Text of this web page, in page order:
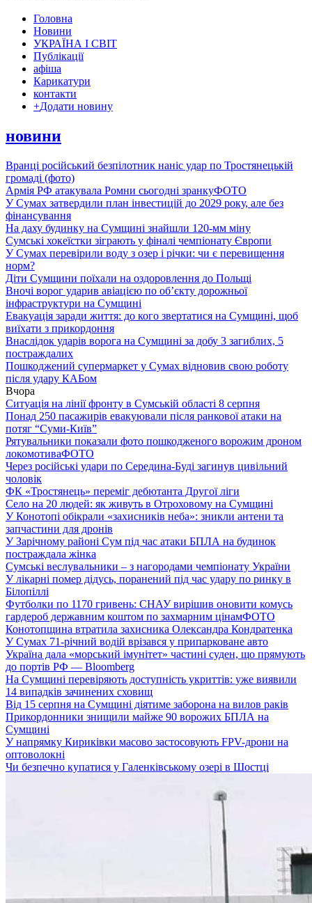
Головна
Новини
УКРАЇНА І СВІТ
Публікації
афіша
Карикатури
контакти
+Додати новину
новини
Вранці російський безпілотник наніс удар по Тростянецькій
громаді (фото)
Армія РФ атакувала Ромни сьогодні зранкуФОТО
У Сумах затвердили план інвестицій до 2029 року, але без
фінансування
На даху будинку на Сумщині знайшли 120-мм міну
Сумські хокеїстки зіграють у фіналі чемпіонату Європи
У Сумах перевірили воду з озер і річки: чи є перевищення
норм?
Діти Сумщини поїхали на оздоровлення до Польщі
Вночі ворог ударив авіацією по обʼєкту дорожньої
інфраструктури на Сумщині
Евакуація заради життя: до кого звертатися на Сумщині, щоб
виїхати з прикордоння
Внаслідок ударів ворога на Сумщині за добу 3 загиблих, 5
постраждалих
Пошкоджений супермаркет у Сумах відновив свою роботу
після удару КАБом
Вчора
Ситуація на лінії фронту в Сумській області 8 серпня
Понад 250 пасажирів евакуювали після ранкової атаки на
потяг “Суми-Київ”
Рятувальники показали фото пошкодженого ворожим дроном
локомотиваФОТО
Через російські удари по Середина-Буді загинув цивільний
чоловік
ФК «Тростянець» переміг дебютанта Другої ліги
Село на 20 людей: як живуть в Отроховому на Сумщині
У Конотопі обікрали «захисників неба»: зникли антени та
запчастини для дронів
У Зарічному районі Сум під час атаки БПЛА на будинок
постраждала жінка
Сумські веслувальники – з нагородами чемпіонату України
У лікарні помер дідусь, поранений під час удару по ринку в
Білопіллі
Футболки по 1170 гривень: СНАУ вирішив оновити комусь
гардероб державним коштом по захмарним цінамФОТО
Конотопщина втратила захисника Олександра Кондратенка
У Сумах 71-річний водій врізався у припарковане авто
Україна дала «морський імунітет» частині суден, що прямують
до портів РФ — Bloomberg
На Сумщині перевіряють доступність укриттів: уже виявили
14 випадків зачинених сховищ
Від 15 серпня на Сумщині діятиме заборона на вилов раків
Прикордонники знищили майже 90 ворожих БПЛА на
Сумщині
У напрямку Кириківки масово застосовують FPV-дрони на
оптоволокні
Чи безпечно купатися у Галенківському озері в Шостці